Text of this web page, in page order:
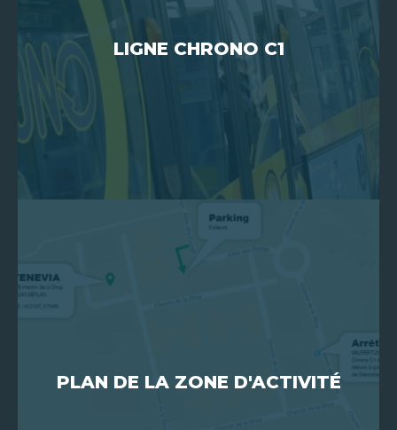
EN
LIGNE CHRONO C1
PLAN DE LA ZONE D'ACTIVITÉ